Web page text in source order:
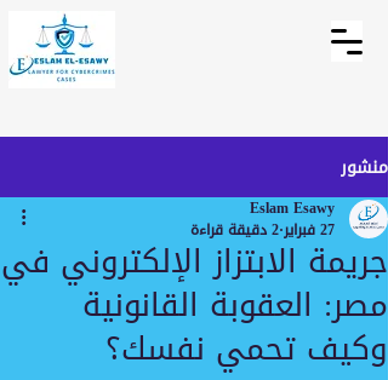
منشور
جريمة الابتزاز الإلكتروني في
مصر: العقوبة القانونية
وكيف تحمي نفسك؟
Eslam Esawy
27 فبراير
2 دقيقة قراءة